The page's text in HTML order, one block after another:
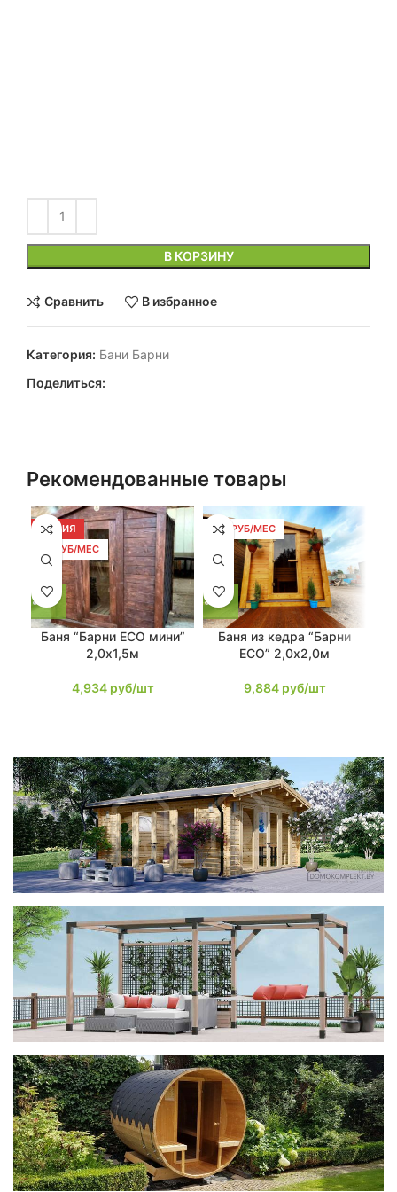
В КОРЗИНУ
Сравнить В избранное
Категория: Бани Барни
Поделиться:
Рекомендованные товары
АКЦИЯ
94 РУБ/МЕС
Баня “Барни ECO мини”
2,0х1,5м
4,934 руб/шт
188 РУБ/МЕС
Баня из кедра “Барни
ECO” 2,0х2,0м
9,884 руб/шт
фотогалерея
ДОМИКИ
фотогалерея
Беседки CUBE